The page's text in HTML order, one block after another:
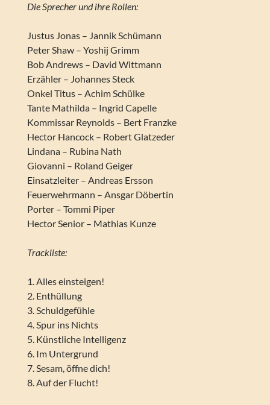
Die Sprecher und ihre Rollen:
Justus Jonas – Jannik Schümann
Peter Shaw – Yoshij Grimm
Bob Andrews – David Wittmann
Erzähler – Johannes Steck
Onkel Titus – Achim Schülke
Tante Mathilda – Ingrid Capelle
Kommissar Reynolds – Bert Franzke
Hector Hancock – Robert Glatzeder
Lindana – Rubina Nath
Giovanni – Roland Geiger
Einsatzleiter – Andreas Ersson
Feuerwehrmann – Ansgar Döbertin
Porter – Tommi Piper
Hector Senior – Mathias Kunze
Trackliste:
1. Alles einsteigen!
2. Enthüllung
3. Schuldgefühle
4. Spur ins Nichts
5. Künstliche Intelligenz
6. Im Untergrund
7. Sesam, öffne dich!
8. Auf der Flucht!